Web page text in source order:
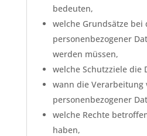
bedeuten,
welche Grundsätze
personenbezogener
werden müssen,
welche Schutzziele die
wann die Verarbeitung
personenbezogener
welche Rechte
haben,